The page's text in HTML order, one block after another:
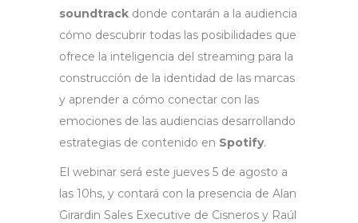
soundtrack donde contarán a la audiencia
cómo descubrir todas las posibilidades que
ofrece la inteligencia del streaming para la
construcción de la identidad de las marcas
y aprender a cómo conectar con las
emociones de las audiencias desarrollando
estrategias de contenido en Spotify.
El webinar será este jueves 5 de agosto a
las 10hs, y contará con la presencia de Alan
Girardin Sales Executive de Cisneros y Raúl